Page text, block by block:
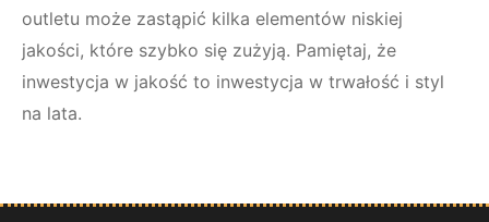
outletu może zastąpić kilka elementów niskiej
jakości, które szybko się zużyją. Pamiętaj, że
inwestycja w jakość to inwestycja w trwałość i styl
na lata.